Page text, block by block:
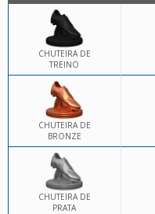
CHUTEIRA DE
TREINO
CHUTEIRA DE
BRONZE
CHUTEIRA DE
PRATA